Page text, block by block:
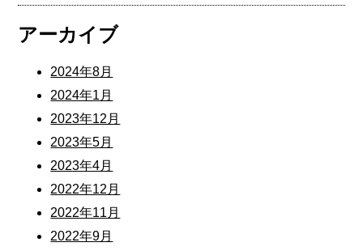
アーカイブ
2024年8月
2024年1月
2023年12月
2023年5月
2023年4月
2022年12月
2022年11月
2022年9月